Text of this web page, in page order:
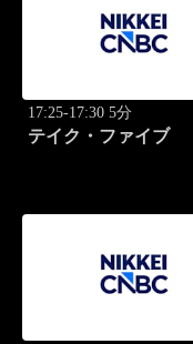
17:25-17:30 5分
テイク・ファイブ